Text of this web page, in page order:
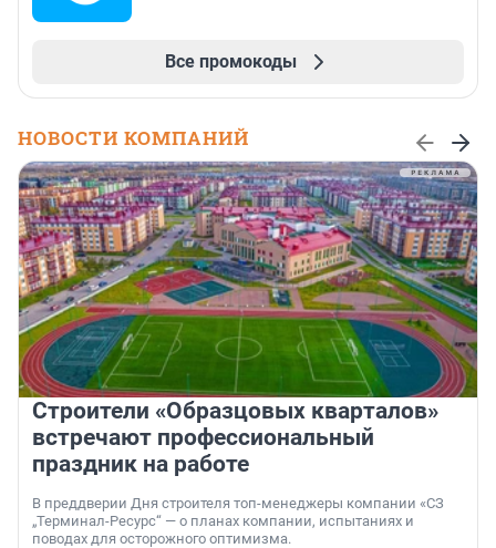
Все промокоды
НОВОСТИ КОМПАНИЙ
Строители «Образцовых кварталов»
встречают профессиональный
праздник на работе
В преддверии Дня строителя топ-менеджеры компании «СЗ
„Терминал-Ресурс“ — о планах компании, испытаниях и
поводах для осторожного оптимизма.